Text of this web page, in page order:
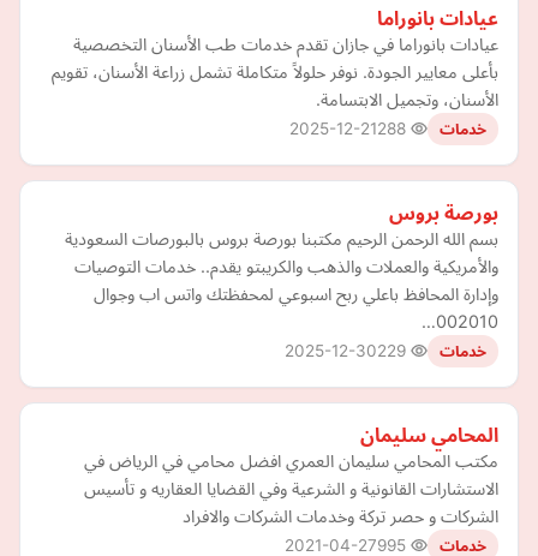
عيادات بانوراما
عيادات بانوراما في جازان تقدم خدمات طب الأسنان التخصصية
بأعلى معايير الجودة. نوفر حلولاً متكاملة تشمل زراعة الأسنان، تقويم
الأسنان، وتجميل الابتسامة.
خدمات 2025-12-21
بورصة بروس
بسم الله الرحمن الرحيم مكتبنا بورصة بروس بالبورصات السعودية
والأمريكية والعملات والذهب والكريبتو يقدم.. خدمات التوصيات
وإدارة المحافظ باعلي ربح اسبوعي لمحفظتك واتس اب وجوال
002010…
خدمات 2025-12-30
المحامي سليمان
مكتب المحامي سليمان العمري افضل محامي في الرياض في
الاستشارات القانونية و الشرعية وفي القضايا العقاريه و تأسيس
الشركات و حصر تركة وخدمات الشركات والافراد
خدمات 2021-04-27